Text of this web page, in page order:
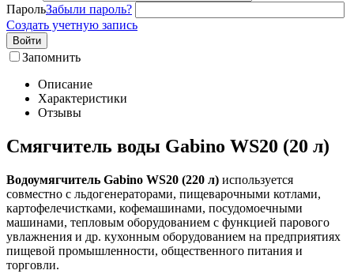
ПарольЗабыли пароль?
Создать учетную запись
Войти
Запомнить
Описание
Характеристики
Отзывы
Смягчитель воды Gabino WS20 (20 л)
Водоумягчитель Gabino WS20 (220 л) используется
совместно с льдогенераторами, пищеварочными котлами,
картофелечистками, кофемашинами, посудомоечными
машинами, тепловым оборудованием с функцией парового
увлажнения и др. кухонным оборудованием на предприятиях
пищевой промышленности, общественного питания и
торговли.